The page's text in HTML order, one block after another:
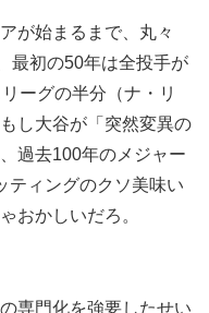
が始まるまで、丸々
最初の50年は全投手が
ーグの半分（ナ・リ
し大谷が「突然変異の
過去100年のメジャー
ティングのクソ美味い
おかしいだろ。
専門化を強要したせい